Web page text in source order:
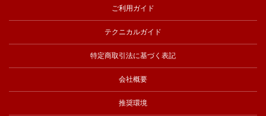
ご利用ガイド
テクニカルガイド
特定商取引法に基づく表記
会社概要
推奨環境